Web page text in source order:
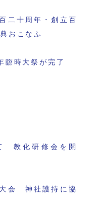
二十周年・創立百
おこなふ
時大祭が完了
教化研修会を開
会 神社護持に協